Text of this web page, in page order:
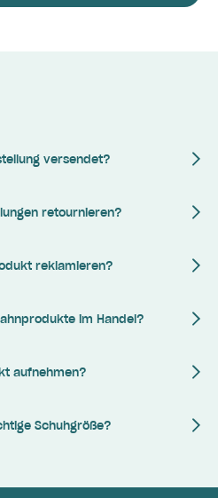
versendet?
retournieren?
reklamieren?
im Handel?
aufnehmen?
Schuhgröße?